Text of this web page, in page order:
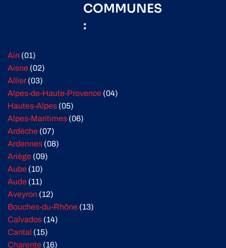
COMMUNES
:
Ain (01)
Aisne (02)
Allier(03)
Alpes-de-Haute-Provence (04)
Hautes-Alpes (05)
Alpes-Maritimes (06)
Ardèche (07)
Ardennes (08)
Ariège (09)
Aube (10)
Aude (11)
Aveyron (12)
Bouches-du-Rhône (13)
Calvados (14)
Cantal (15)
Charente (16)